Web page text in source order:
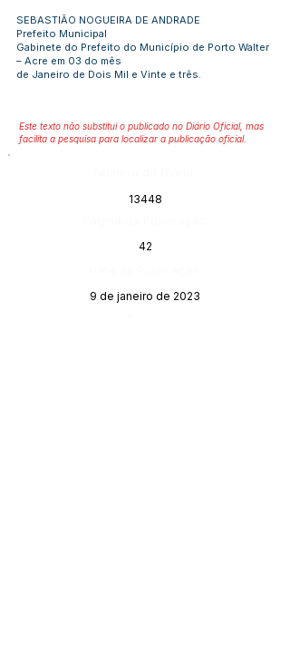
SEBASTIÃO NOGUEIRA DE ANDRADE
Prefeito Municipal
Gabinete do Prefeito do Município de Porto Walter
– Acre em 03 do mês
de Janeiro de Dois Mil e Vinte e três.
Este texto não substitui o publicado no Diário Oficial, mas
facilita a pesquisa para localizar a publicação oficial.
13448
42
9 de janeiro de 2023